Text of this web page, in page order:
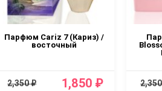
Парфюм Cariz 7 (Кариз) /
восточный
2,350 ₽ 1,850 ₽